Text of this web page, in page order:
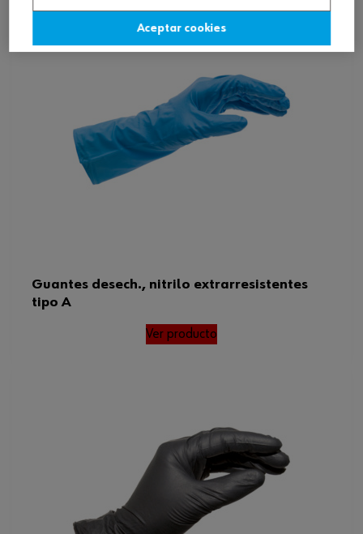
Guantes desech., nitrilo extrarresistentes
tipo A
Ver producto
Aceptar cookies